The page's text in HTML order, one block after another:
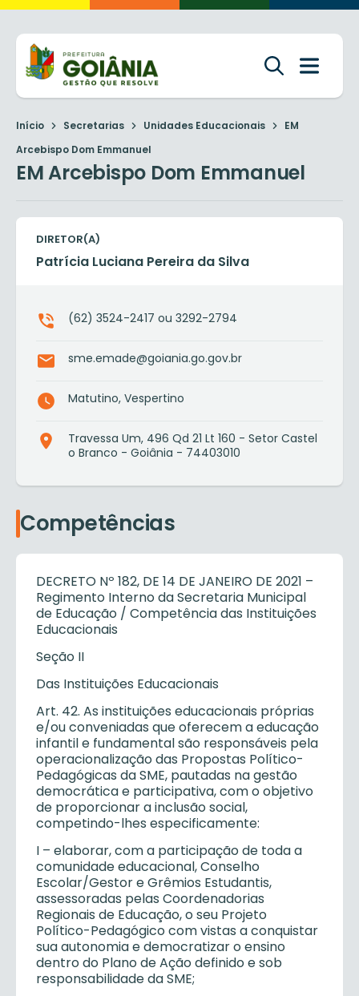
Início Secretarias Unidades Educacionais
EM
Arcebispo Dom Emmanuel
EM Arcebispo Dom Emmanuel
DIRETOR(A)
Patrícia Luciana Pereira da Silva
(62) 3524-2417 ou 3292-2794
sme.emade@goiania.go.gov.br
Matutino, Vespertino
Travessa Um, 496 Qd 21 Lt 160 - Setor Castel
o Branco - Goiânia - 74403010
Competências
DECRETO Nº 182, DE 14 DE JANEIRO DE 2021 –
Regimento Interno da Secretaria Municipal
de Educação / Competência das Instituições
Educacionais
Seção II
Das Instituições Educacionais
Art. 42. As instituições educacionais próprias
e/ou conveniadas que oferecem a educação
infantil e fundamental são responsáveis pela
operacionalização das Propostas Político-
Pedagógicas da SME, pautadas na gestão
democrática e participativa, com o objetivo
de proporcionar a inclusão social,
competindo-lhes especificamente:
I – elaborar, com a participação de toda a
comunidade educacional, Conselho
Escolar/Gestor e Grêmios Estudantis,
assessoradas pelas Coordenadorias
Regionais de Educação, o seu Projeto
Político-Pedagógico com vistas a conquistar
sua autonomia e democratizar o ensino
dentro do Plano de Ação definido e sob
responsabilidade da SME;